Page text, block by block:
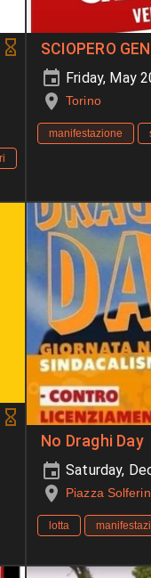
SCIOPERO
Friday, May
Torino
manifestazione
No Draghi Day
Saturday,
Piazza
lotta